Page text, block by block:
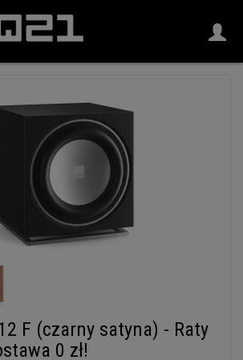
F (czarny satyna) - Raty
0 zł!